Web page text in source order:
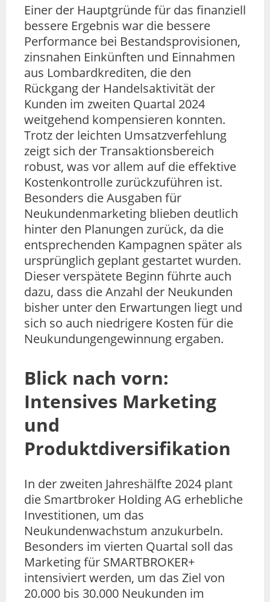
Einer der Hauptgründe für das finanziell
bessere Ergebnis war die bessere
Performance bei Bestandsprovisionen,
zinsnahen Einkünften und Einnahmen
aus Lombardkrediten, die den
Rückgang der Handelsaktivität der
Kunden im zweiten Quartal 2024
weitgehend kompensieren konnten.
Trotz der leichten Umsatzverfehlung
zeigt sich der Transaktionsbereich
robust, was vor allem auf die effektive
Kostenkontrolle zurückzuführen ist.
Besonders die Ausgaben für
Neukundenmarketing blieben deutlich
hinter den Planungen zurück, da die
entsprechenden Kampagnen später als
ursprünglich geplant gestartet wurden.
Dieser verspätete Beginn führte auch
dazu, dass die Anzahl der Neukunden
bisher unter den Erwartungen liegt und
sich so auch niedrigere Kosten für die
Neukundungengewinnung ergaben.
Blick nach vorn:
Intensives Marketing
und
Produktdiversifikation
In der zweiten Jahreshälfte 2024 plant
die Smartbroker Holding AG erhebliche
Investitionen, um das
Neukundenwachstum anzukurbeln.
Besonders im vierten Quartal soll das
Marketing für SMARTBROKER+
intensiviert werden, um das Ziel von
20.000 bis 30.000 Neukunden im